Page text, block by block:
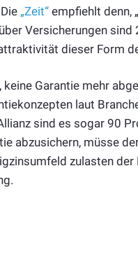
„Zeit“ empfiehlt denn,
Versicherungen
dieser Form
Garantie mehr
laut
sind es sogar 90
abzusichern, müsse
zulasten der